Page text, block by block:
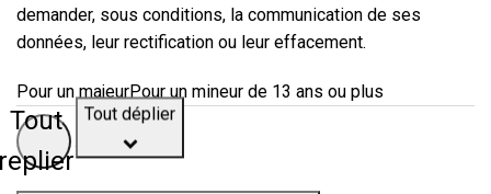
demander, sous conditions, la communication de ses
données, leur rectification ou leur effacement.
Pour un majeurPour un mineur de 13 ans ou plus
Tout
Tout déplier